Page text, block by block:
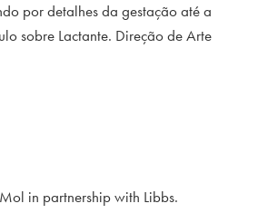
por detalhes da gestação até a
sobre Lactante. Direção de Arte
in partnership with Libbs.